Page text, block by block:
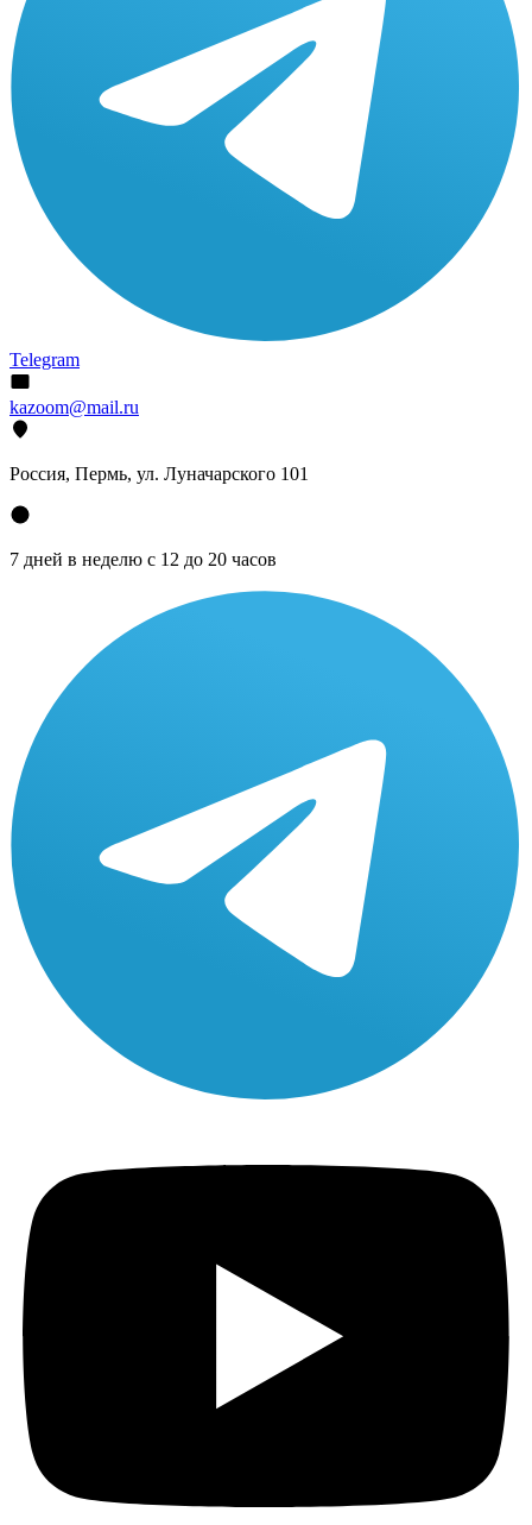
Telegram
kazoom@mail.ru
Россия, Пермь, ул. Луначарского 101
7 дней в неделю с 12 до 20 часов